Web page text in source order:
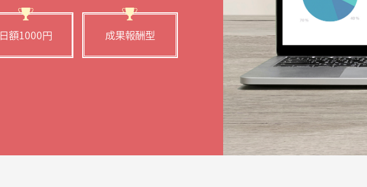
日額1000円 成果報酬型